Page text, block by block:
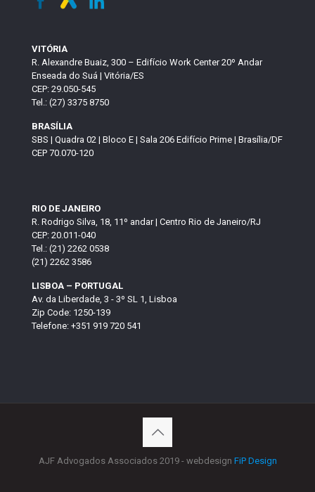
VITÓRIA
R. Alexandre Buaiz, 300 – Edifício Work Center 20º Andar
Enseada do Suá | Vitória/ES
CEP: 29.050-545
Tel.: (27) 3375 8750
BRASÍLIA
SBS | Quadra 02 | Bloco E | Sala 206 Edifício Prime | Brasília/DF
CEP 70.070-120
RIO DE JANEIRO
R. Rodrigo Silva, 18, 11º andar | Centro Rio de Janeiro/RJ
CEP: 20.011-040
Tel.: (21) 2262 0538
(21) 2262 3586
LISBOA – PORTUGAL
Av. da Liberdade, 3 - 3º SL 1, Lisboa
Zip Code: 1250-139
Telefone: +351 919 720 541
AJF Advogados Associados 2019 - webdesign FiP Design